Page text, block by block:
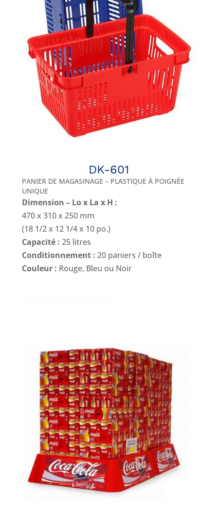
DK-601
PANIER DE MAGASINAGE – PLASTIQUE À POIGNÉE
UNIQUE
Dimension – Lo x La x H :
470 x 310 x 250 mm
(18 1/2 x 12 1/4 x 10 po.)
Capacité : 25 litres
Conditionnement : 20 paniers / boîte
Couleur : Rouge, Bleu ou Noir